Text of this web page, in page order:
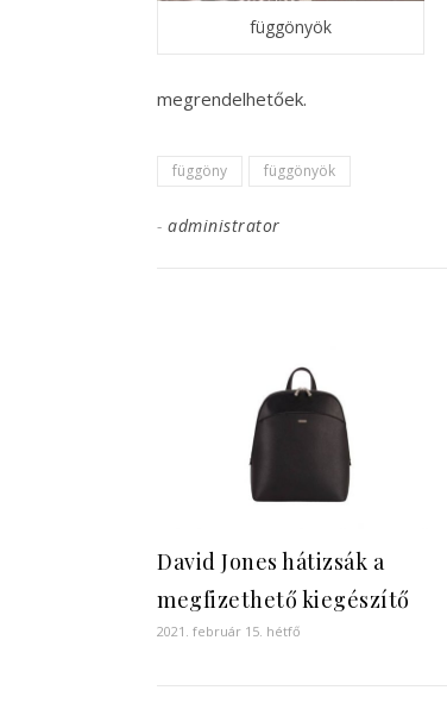
függönyök
megrendelhetőek.
függöny függönyök
- administrator
David Jones hátizsák a
megfizethető kiegészítő
2021. február 15. hétfő